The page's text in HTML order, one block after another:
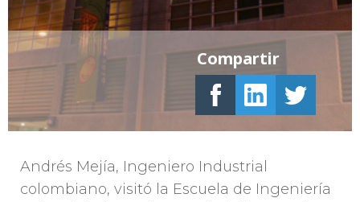
Andrés Mejía, Ingeniero Industrial
colombiano, visitó la Escuela de Ingeniería
Compartir